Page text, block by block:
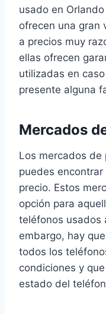
usado en
ofrecen una gran
a precios muy
ellas ofrecen
utilizadas en
presente alguna
Mercados
Los mercados de
puedes
precio. Estos
opción para
teléfonos usados
embargo, hay
todos los
condiciones y
estado del